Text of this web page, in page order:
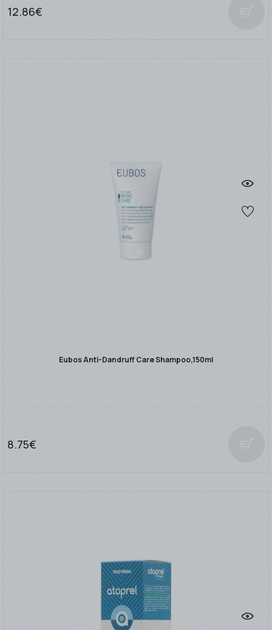
12.86€
Eubos Anti-Dandruff Care Shampoo,150ml
8.75€